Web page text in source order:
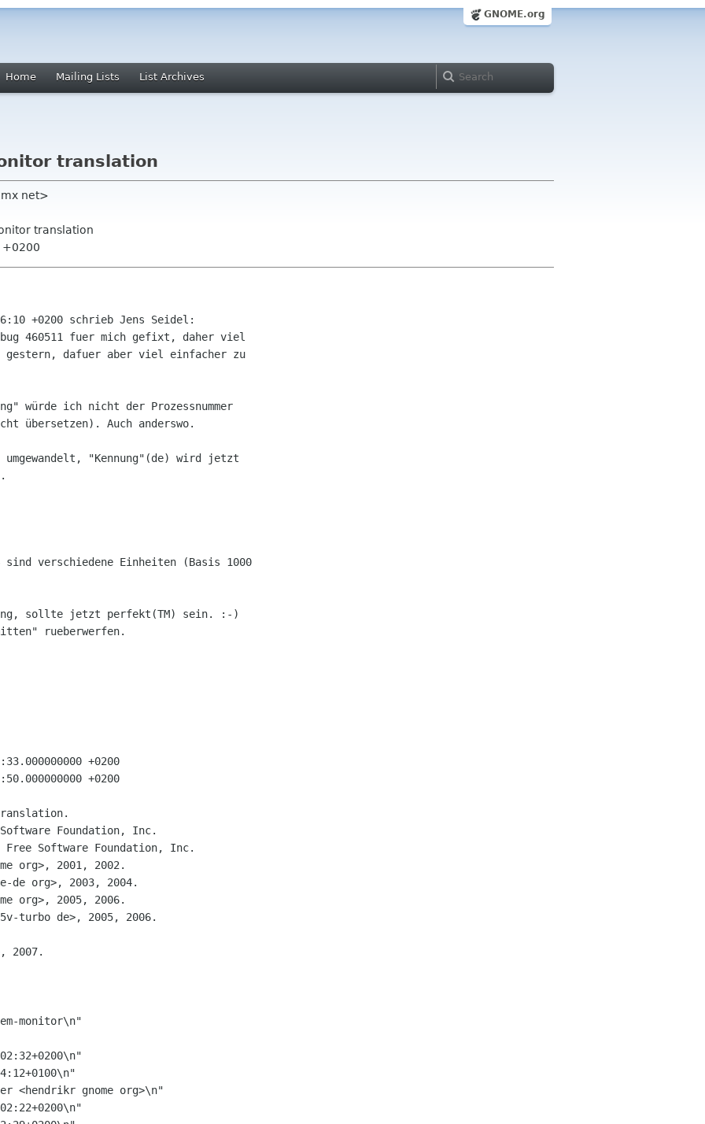
GNOME.org
Home Mailing Lists List Archives
translation
net>
translation
+0200
+0200 schrieb Jens Seidel:
460511 fuer mich gefixt, daher viel
gestern, dafuer aber viel einfacher zu
würde ich nicht der Prozessnummer
übersetzen). Auch anderswo.
"Kennung"(de) wird jetzt
verschiedene Einheiten (Basis 1000
sollte jetzt perfekt(TM) sein. :-)
rueberwerfen.